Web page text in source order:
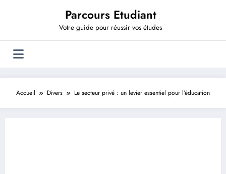
Parcours Etudiant
Votre guide pour réussir vos études
Accueil Divers Le secteur privé : un levier essentiel pour l’éducation